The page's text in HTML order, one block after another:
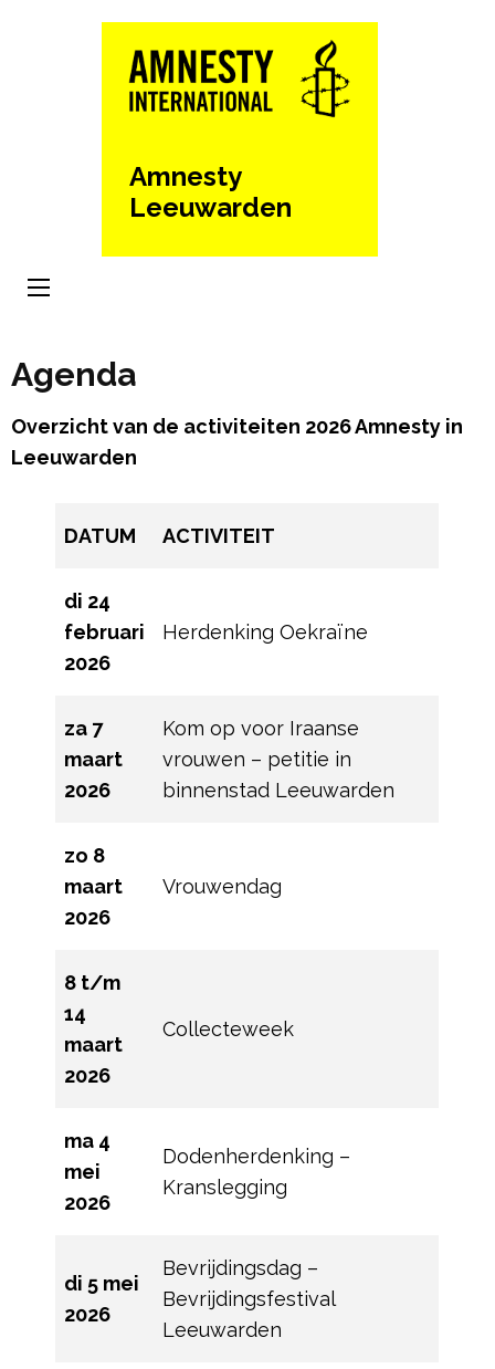
Amnesty
Leeuwarden
Agenda
Overzicht van de activiteiten 2026 Amnesty in
Leeuwarden
DATUM ACTIVITEIT
di 24
februari
2026
Herdenking Oekraïne
za 7
maart
2026
Kom op voor Iraanse
vrouwen – petitie in
binnenstad Leeuwarden
zo 8
maart
2026
Vrouwendag
8 t/m
14
maart
2026
Collecteweek
ma 4
mei
2026
Dodenherdenking –
Kranslegging
di 5 mei
2026
Bevrijdingsdag –
Bevrijdingsfestival
Leeuwarden